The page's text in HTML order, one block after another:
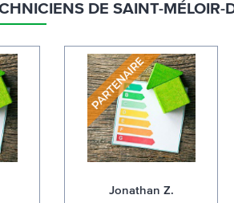
DE SAINT-MÉLOIR-
Jonathan Z.